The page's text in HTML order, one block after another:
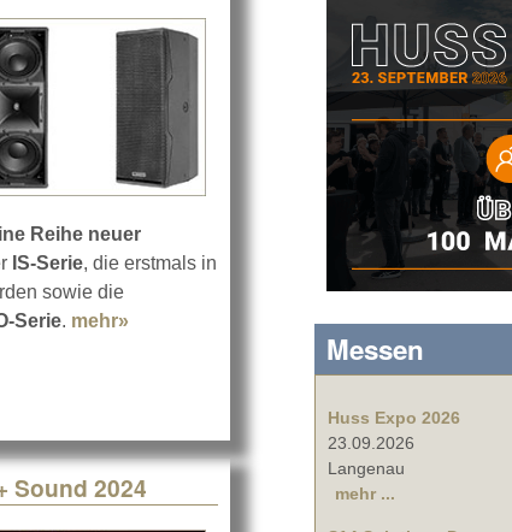
Reihe neuer
IS-Serie, die erstmals in
sowie die
Serie. mehr» about dBTechnologies: Prolight + Sound
Sound 2024
Messen
Huss Expo 2026
23.09.2026
Langenau
mehr ...